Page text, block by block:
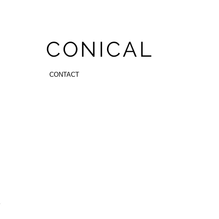
CONICAL
CONTACT